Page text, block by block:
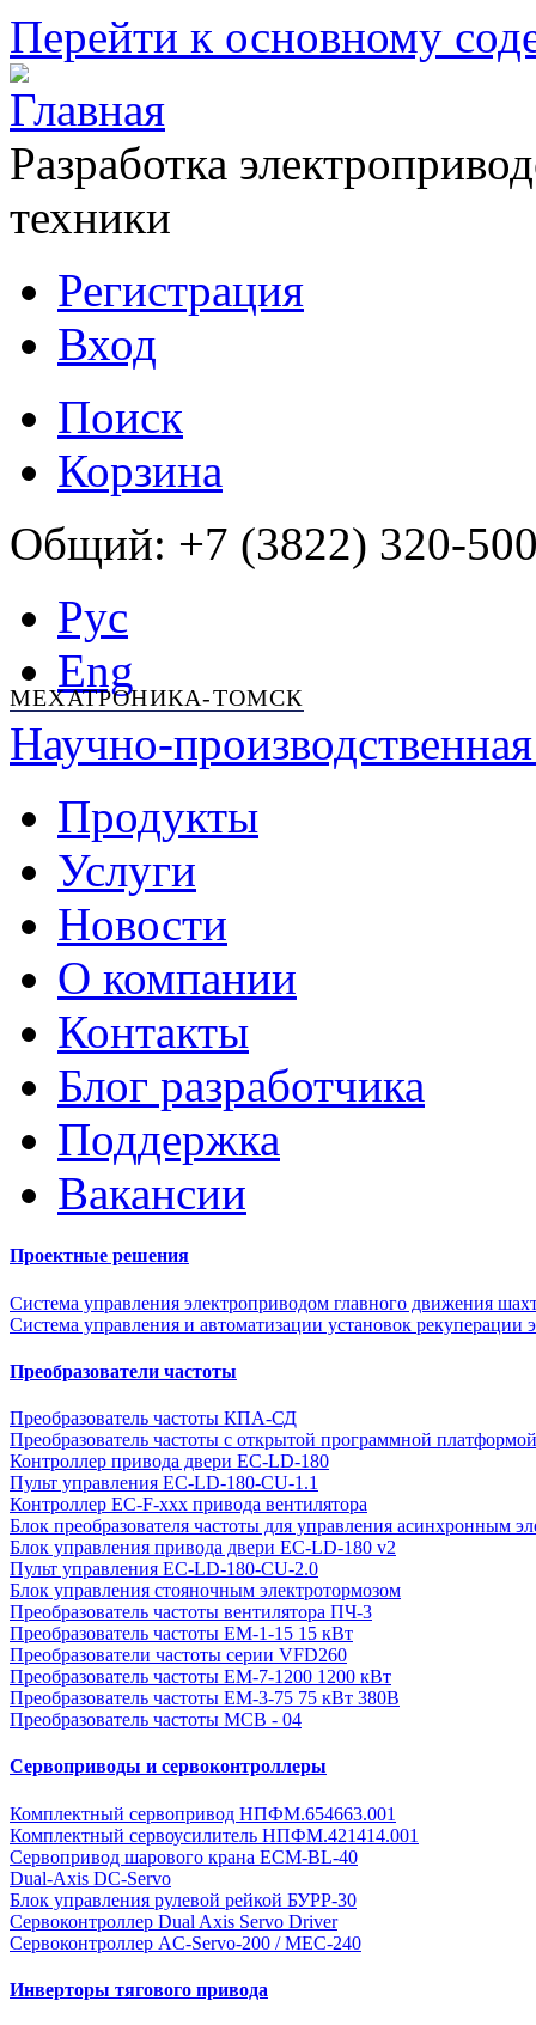
Перейти к основному
Разработка
техники
Регистрация
Вход
Поиск
Корзина
Общий: +7 (3822) 320-
Рус
Eng
МЕХАТРОНИКА-ТОМСК
Научно-
Продукты
Услуги
Новости
О компании
Контакты
Блог разработчика
Поддержка
Вакансии
Проектные решения
Система управления электроприводом главного движения
Система управления и автоматизации установок рекуперации
Преобразователи частоты
Преобразователь частоты КПА-СД
Преобразователь частоты с открытой программной
Контроллер привода двери EC-LD-180
Пульт управления EC-LD-180-CU-1.1
Контроллер EC-F-xxx привода вентилятора
Блок преобразователя частоты для управления асинхронным
Блок управления привода двери EC-LD-180 v2
Пульт управления EC-LD-180-CU-2.0
Блок управления стояночным электротормозом
Преобразователь частоты вентилятора ПЧ-3
Преобразователь частоты EM-1-15 15 кВт
Преобразователи частоты серии VFD260
Преобразователь частоты ЕМ-7-1200 1200 кВт
Преобразователь частоты ЕМ-3-75 75 кВт 380В
Преобразователь частоты MCB - 04
Сервоприводы и сервоконтроллеры
Комплектный сервопривод НПФМ.654663.001
Комплектный сервоусилитель НПФМ.421414.001
Сервопривод шарового крана ECM-BL-40
Dual-Axis DC-Servo
Блок управления рулевой рейкой БУРР-30
Сервоконтроллер Dual Axis Servo Driver
Сервоконтроллер AC-Servo-200 / MEC-240
Инверторы тягового привода